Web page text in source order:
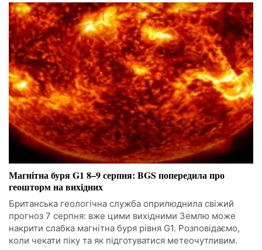
Магнітна буря G1 8–9 серпня: BGS попередила про
геошторм на вихідних
Британська геологічна служба оприлюднила свіжий
прогноз 7 серпня: вже цими вихідними Землю може
накрити слабка магнітна буря рівня G1. Розповідаємо,
коли чекати піку та як підготуватися метеочутливим.